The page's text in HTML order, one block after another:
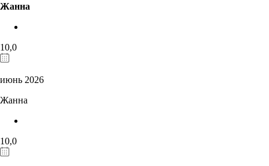
Жанна
10,0
июнь 2026
Жанна
10,0